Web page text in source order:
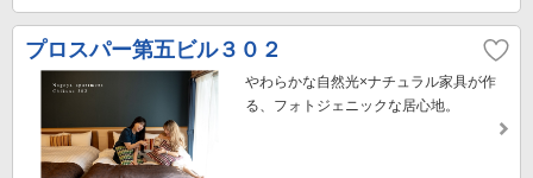
プロスパー第五ビル３０２
やわらかな自然光×ナチュラル家具が作
る、フォトジェニックな居心地。